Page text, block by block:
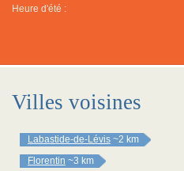
Heure d'été :
Villes voisines
Labastide-de-Lévis ~2 km
Florentin ~3 km